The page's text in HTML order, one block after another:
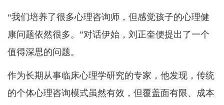
“我们培养了很多心理咨询师，但感觉孩子的心理健
康问题依然很多。”对话伊始，刘正奎便提出了一个
值得深思的问题。
作为长期从事临床心理学研究的专家，他发现，传统
的个体心理咨询模式虽然有效，但覆盖面有限、成本